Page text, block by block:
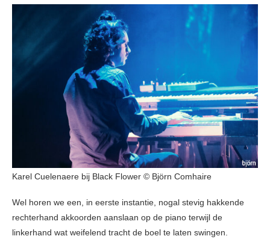
Karel Cuelenaere bij Black Flower © Björn Comhaire
Wel horen we een, in eerste instantie, nogal stevig hakkende
rechterhand akkoorden aanslaan op de piano terwijl de
linkerhand wat weifelend tracht de boel te laten swingen.